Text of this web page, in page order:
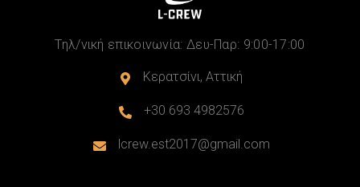
Τηλ/νική επικοινωνία: Δευ-Παρ: 9:00-17:00
 Κερατσίνι, Αττική
 +30 693 4982576
 lcrew.est2017@gmail.com